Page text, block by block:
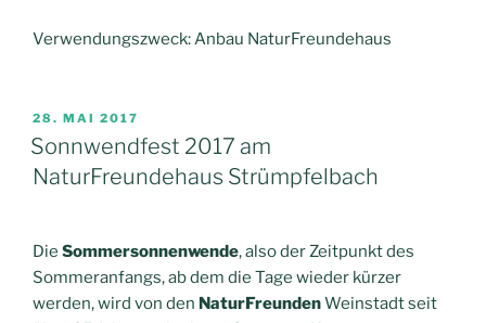
Verwendungszweck: Anbau NaturFreundehaus
VERÖFFENTLICHT
AM
28. MAI 2017
Sonnwendfest 2017 am
NaturFreundehaus Strümpfelbach
Die Sommersonnenwende, also der Zeitpunkt des
Sommeranfangs, ab dem die Tage wieder kürzer
werden, wird von den NaturFreundenWeinstadt seit